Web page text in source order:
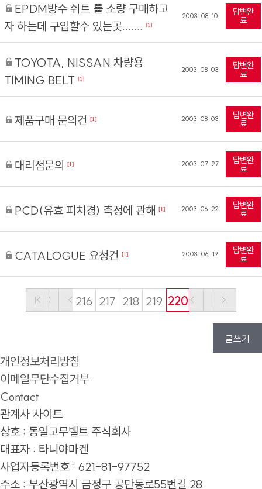
EPDM방수 쉬트 를 소량 구매하고
자 하는데 구입할수 있는곳.......
[1]
2003-08-10 답변완
료
TOYOTA, NISSAN 차량용
TIMING BELT
[1]
2003-08-03 답변완
료
제품구매 문의건 [1] 2003-08-03 답변완
료
대리점문의 [1] 2003-07-27 답변완
료
PCD(유효 피치경) 측정에 관해 [1] 2003-06-22 답변완
료
CATALOGUE 요청건 [1] 2003-06-19 답변완
료
216 217 218 219 220
글쓰기
개인정보처리방침
이메일무단수집거부
Contact
관계사 사이트
상호 : 동일고무벨트 주식회사
대표자 : 타니야마켄
사업자등록번호 : 621-81-97752
주소 : 부산광역시 금정구 공단동로55번길 28